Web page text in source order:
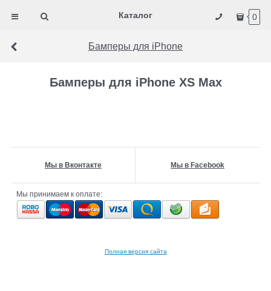
Каталог 0
Бамперы для iPhone
Бамперы для iPhone XS Max
Мы в Вконтакте Мы в Facebook
Мы принимаем к оплате:
Полная версия сайта